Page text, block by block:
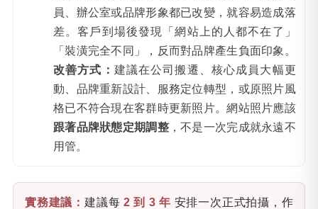
員、辦公室或品牌形象都已改變，就容易造成落
差。客戶到場後發現「網站上的人都不在了」
「裝潢完全不同」，反而對品牌產生負面印象。
改善方式： 建議在公司搬遷、核心成員大幅更
動、品牌重新設計、服務定位轉型，或原照片風
格已不符合現在客群時更新照片。網站照片應該
跟著品牌狀態定期調整，不是一次完成就永遠不
用管。
實務建議：建議每2 到 3 年 安排一次正式拍攝，作